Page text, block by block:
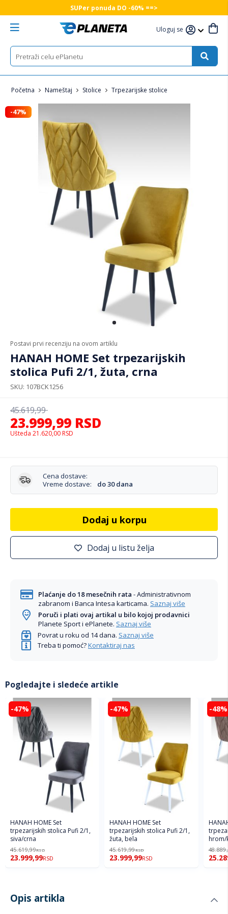
SUPer ponuda DO -60% ==>
Uloguj se
Početna Nameštaj Stolice Trpezarijske stolice
Postavi prvi recenziju na ovom artiklu
HANAH HOME Set trpezarijskih
stolica Pufi 2/1, žuta, crna
SKU 107BCK1256
23.999,99 RSD
45.619,99
Ušteda 21.620,00 RSD
Cena dostave:
Vreme dostave:
do 30 dana
Dodaj u korpu
Dodaj u listu želja
Plaćanje do 18 mesečnih rata - Administrativnom
zabranom i Banca Intesa karticama. Saznaj više
Poruči i plati ovaj artikal u bilo kojoj prodavnici
Planete Sport i ePlanete. Saznaj više
Povrat u roku od 14 dana. Saznaj više
Treba ti pomoć?Kontaktiraj nas
-47%
Pogledajte i sledeće artikle
-47%
HANAH HOME Set
trpezarijskih stolica Pufi 2/1,
siva/crna
45.619,99RSD
23.999,99RSD
-47%
HANAH HOME Set
trpezarijskih stolica Pufi 2/1,
žuta, bela
45.619,99RSD
23.999,99RSD
-48%
hrom/
Opis artikla